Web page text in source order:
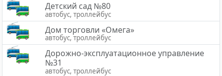
Детский сад №80
автобус, троллейбус
Дом торговли «Омега»
автобус, троллейбус
Дорожно-эксплуатационное управление
№31
автобус, троллейбус